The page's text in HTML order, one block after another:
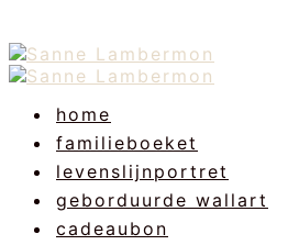
home
familieboeket
levenslijnportret
geborduurde wallart
cadeaubon